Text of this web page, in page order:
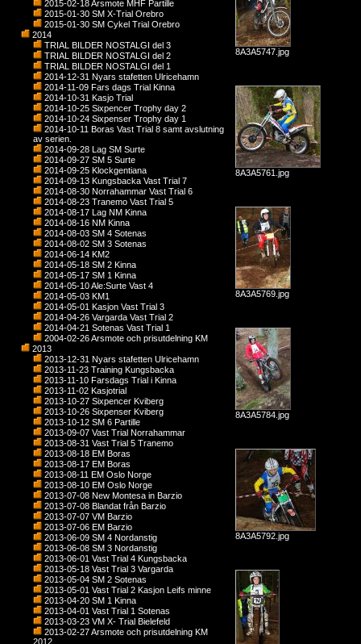
2015-02-18 Arsmote MHF Partille
2015-01-30 SM X-Trial Orebro
2015-01-30 SM Cykel Trial Orebro
2014
TRIAL BILDER NOSTALGI del 3
TRIAL BILDER NOSTALGI del 2
TRIAL BILDER NOSTALGI del 1
2014-12-31 Nyars stafetten Ulricehamn
2014-11-09 Fars dags Trial Kinna
2014-10-31 Kasjo Trial
2014-10-25 Sixpencer Trophy day 2
2014-10-24 Sixpenser Trophy day 1
2014-10-11 Boras Vast Trial 8 samt avslutning
av serien.
2014-09-28 Lag SM Surte
2014-09-27 SM 5 Surte
2014-09-25 Klockgentiana
2014-09-13 Kungsbacka Vast Trial 7
2014-08-30 Norrahammar Vast Trial 6
2014-08-23 Tranemo Vast Trial 5
2014-08-17 Lag NM Kinna
2014-08-16 NM Kinna
2014-08-03 SM 4 Sotenas
2014-08-02 SM 3 Sotenas
2014-06-14 KM2
2014-05-18 SM 2 Kinna
2014-05-17 SM 1 Kinna
2014-05-10 Ale:Surte Vast 4
2014-05-03 KM1
2014-05-01 Kasjon Vast Trial 3
2014-04-26 Vargarda Vast Trial 2
2014-04-21 Sotenas Vast Trial 1
2004-02-26 Arsmote och prisutdelning KM
2013
2013-12-31 Nyars stafetten Ulricehamn
2013-11-23 Training Kungsbacka
2013-11-10 Farsdags Trial i Kinna
2013-11-02 Kasjotrial
2013-10-27 Sixpencer Kviberg
2013-10-26 Sixpenser Kviberg
2013-10-12 SM 6 Partille
2013-09-07 Vast Trial Norrahammar
2013-08-31 Vast Trial 5 Tranemo
2013-08-18 EM Boras
2013-08-17 EM Boras
2013-08-11 EM Oslo Norge
2013-08-10 EM Oslo Norge
2013-07-08 New Montesa in Barzio
2013-07-08 Blandat från Barzio
2013-07-07 VM Barzio
2013-07-06 EM Barzio
2013-06-09 SM 4 Nordanstig
2013-06-08 SM 3 Nordanstig
2013-06-01 Vast Trial 4 Kungsbacka
2013-05-18 Vast Trial 3 Vargarda
2013-05-04 SM 2 Sotenas
2013-05-01 Vast Trial 2 Kasjon Leifs minne
2013-04-20 SM 1 Kinna
2013-04-01 Vast Trial 1 Sotenas
2013-03-23 VM X- Trial Bielefeld
2013-02-27 Arsmote och prisutdelning KM
2012
8A3A5747.jpg
8A3A5761.jpg
8A3A5769.jpg
8A3A5784.jpg
8A3A5792.jpg